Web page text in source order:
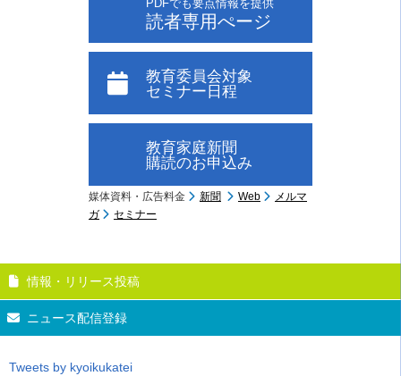
PDFでも要点情報を提供
読者専用ぺージ
教育委員会対象
セミナー日程
教育家庭新聞
購読のお申込み
媒体資料・広告料金 新聞 Web
メルマ
ガ
セミナー
情報・リリース投稿
ニュース配信登録
Tweets by kyoikukatei